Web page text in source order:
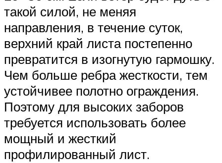
такой силой, не меняя
направления, в течение суток,
верхний край листа постепенно
превратится в изогнутую гармошку.
Чем больше ребра жесткости, тем
устойчивее полотно ограждения.
Поэтому для высоких заборов
требуется использовать более
мощный и жесткий
профилированный лист.